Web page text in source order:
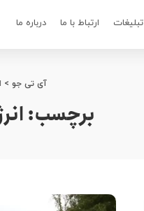
تبلیغات ارتباط با ما درباره ما
آی تی جو >
برچسب: